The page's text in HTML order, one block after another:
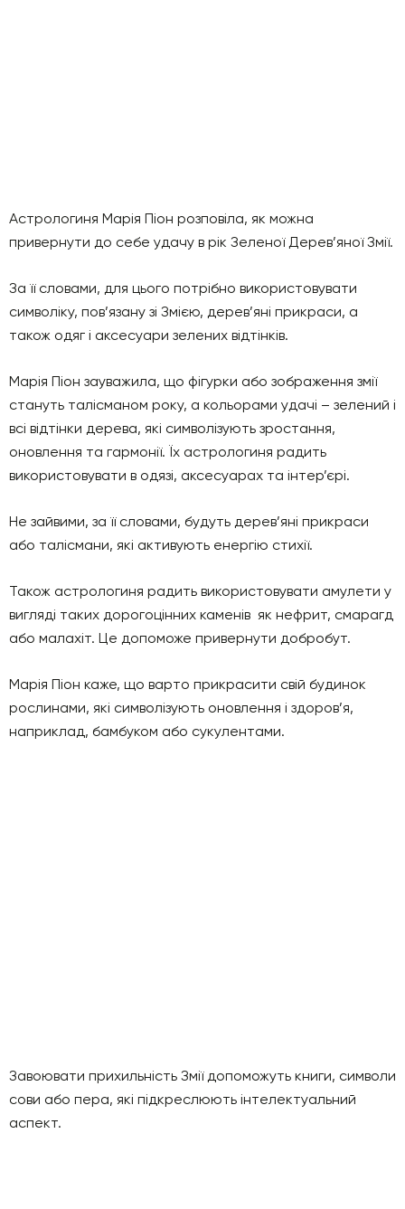
Астрологиня Марія Піон розповіла, як можна
привернути до себе удачу в рік Зеленої Дерев’яної Змії.
За її словами, для цього потрібно використовувати
символіку, пов’язану зі Змією, дерев’яні прикраси, а
також одяг і аксесуари зелених відтінків.
Марія Піон зауважила, що фігурки або зображення змії
стануть талісманом року, а кольорами удачі – зелений і
всі відтінки дерева, які символізують зростання,
оновлення та гармонії. Їх астрологиня радить
використовувати в одязі, аксесуарах та інтер’єрі.
Не зайвими, за її словами, будуть дерев’яні прикраси
або талісмани, які активують енергію стихії.
Також астрологиня радить використовувати амулети у
вигляді таких дорогоцінних каменів як нефрит, смарагд
або малахіт. Це допоможе привернути добробут.
Марія Піон каже, що варто прикрасити свій будинок
рослинами, які символізують оновлення і здоров’я,
наприклад, бамбуком або сукулентами.
Завоювати прихильність Змії допоможуть книги, символи
сови або пера, які підкреслюють інтелектуальний
аспект.